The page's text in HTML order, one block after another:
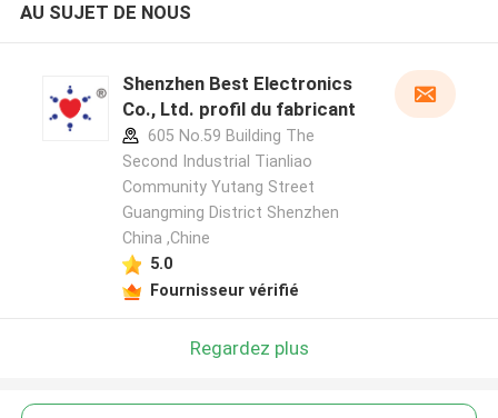
AU SUJET DE NOUS
Shenzhen Best Electronics
Co., Ltd. profil du fabricant
605 No.59 Building The
Second Industrial Tianliao
Community Yutang Street
Guangming District Shenzhen
China ,Chine
5.0
Fournisseur vérifié
Regardez plus